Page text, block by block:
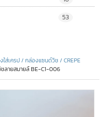
53
ใส่เครป / กล่องแซนด์วิช / CREPE
ลายสมายล์ BE-C1-006